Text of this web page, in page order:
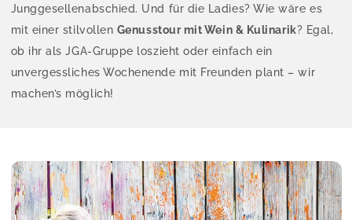
Junggesellenabschied. Und für die Ladies? Wie wäre es
mit einer stilvollen Genusstour mit Wein & Kulinarik? Egal,
ob ihr als JGA-Gruppe loszieht oder einfach ein
unvergessliches Wochenende mit Freunden plant – wir
machen’s möglich!